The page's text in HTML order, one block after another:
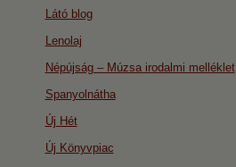
Látó blog
Lenolaj
Népújság – Múzsa irodalmi melléklet
Spanyolnátha
Új Hét
Új Könyvpiac